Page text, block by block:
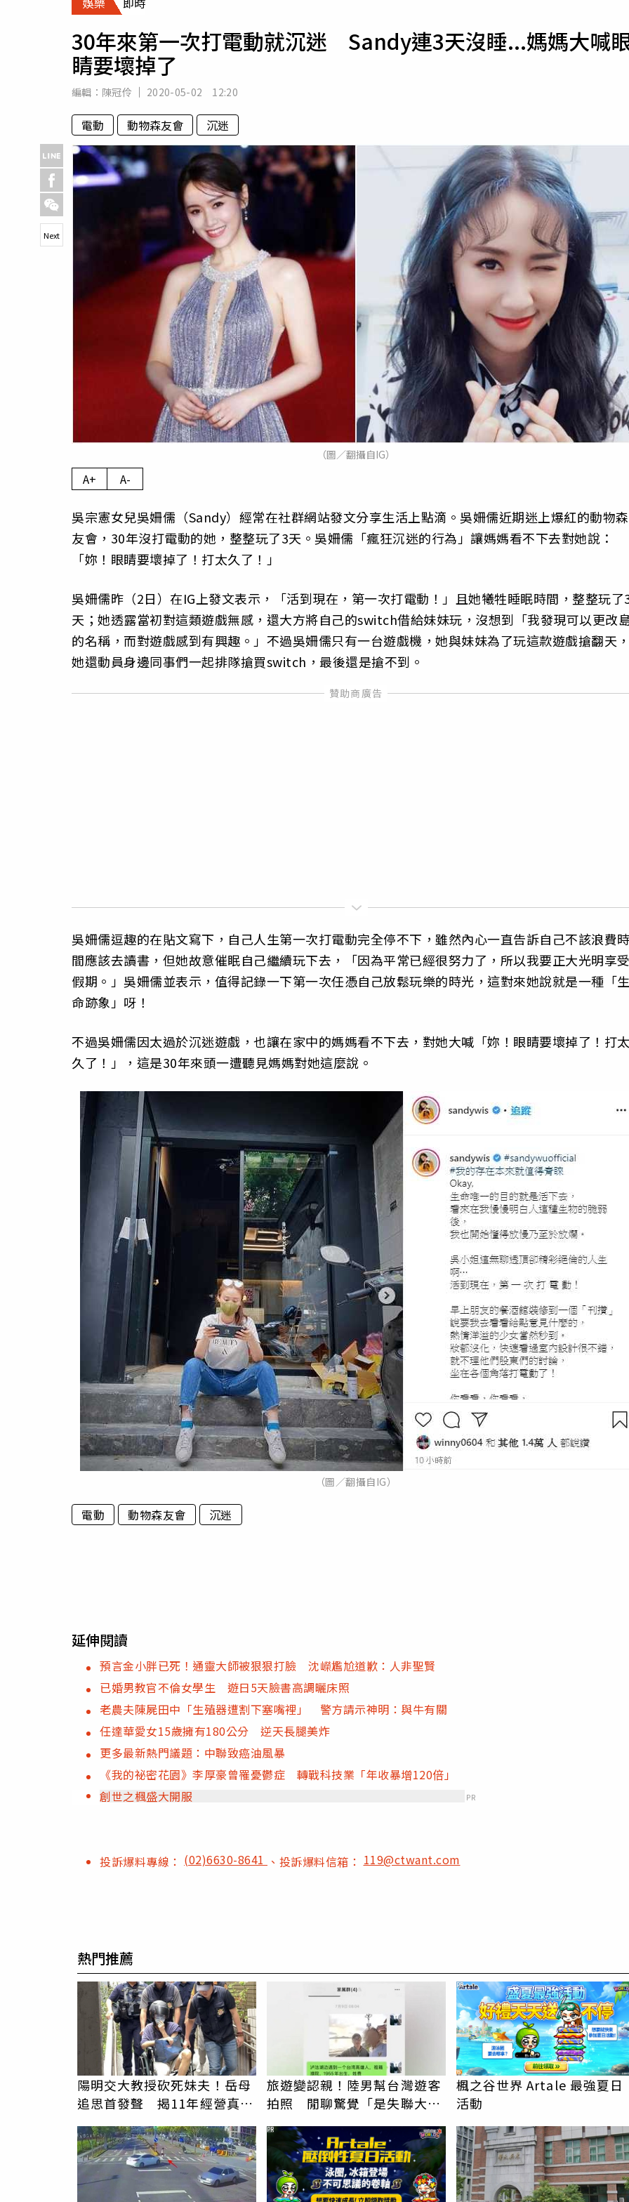
專欄
運勢
30年來第一次打電動就沉迷 Sandy連3天沒睡...媽媽大喊
睛要壞掉了
編輯： 陳冠伶 2020-05-02 12:20
電動 動物森友會 沉迷
（圖／翻攝自IG）
Next
A+ A-
吳宗憲女兒吳姍儒（Sandy）經常在社群網站發文分享生活上點滴。吳姍儒近期迷上爆紅的動物森
友會，30年沒打電動的她，整整玩了3天。吳姍儒「瘋狂沉迷的行為」讓媽媽看不下去對她說：
「妳！眼睛要壞掉了！打太久了！」
吳姍儒昨（2日）在IG上發文表示，「活到現在，第一次打電動！」且她犧牲睡眠時間，整整玩了
天；她透露當初對這類遊戲無感，還大方將自己的switch借給妹妹玩，沒想到「我發現可以更改
的名稱，而對遊戲感到有興趣。」不過吳姍儒只有一台遊戲機，她與妹妹為了玩這款遊戲搶翻天
她還動員身邊同事們一起排隊搶買switch，最後還是搶不到。
吳姍儒逗趣的在貼文寫下，自己人生第一次打電動完全停不下，雖然內心一直告訴自己不該浪費
間應該去讀書，但她故意催眠自己繼續玩下去，「因為平常已經很努力了，所以我要正大光明享
假期。」吳姍儒並表示，值得記錄一下第一次任憑自己放鬆玩樂的時光，這對來她說就是一種「
命跡象」呀！
不過吳姍儒因太過於沉迷遊戲，也讓在家中的媽媽看不下去，對她大喊「妳！眼睛要壞掉了！打
久了！」，這是30年來頭一遭聽見媽媽對她這麼說。
（圖／翻攝自IG）
電動 動物森友會 沉迷
延伸閱讀
預言金小胖已死！通靈大師被狠狠打臉 沈嶸尷尬道歉：人非聖賢
已婚男教官不倫女學生 遊日5天臉書高調曬床照
老農夫陳屍田中「生殖器遭割下塞嘴裡」 警方請示神明：與牛有關
任達華愛女15歲擁有180公分 逆天長腿美炸
更多最新熱門議題：中聯致癌油風暴
《我的祕密花園》李厚豪曾罹憂鬱症 轉戰科技業「年收暴增120倍」
創世之楓盛大開服
PR
投訴爆料專線： (02)6630-8641 、投訴爆料信箱：119@ctwant.com
熱門推薦
陽明交大教授砍死妹夫！岳母
追思首發聲 揭11年經營真相
旅遊變認親！陸男幫台灣遊客
拍照 閒聊驚覺「是失聯大
楓之谷世界 Artale 最強夏日
活動
PR
PR